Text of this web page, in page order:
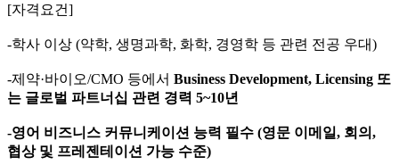
[자격요건]
-학사 이상 (약학, 생명과학, 화학, 경영학 등 관련 전공 우대)​
-제약·바이오/CMO 등에서 Business Development, Licensing 또
는 글로벌 파트너십 관련 경력 5~10년
-영어 비즈니스 커뮤니케이션 능력 필수 (영문 이메일, 회의,
협상 및 프레젠테이션 가능 수준)​